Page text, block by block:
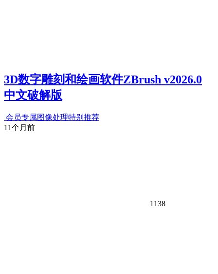
3D数字雕刻和绘画软件ZBrush v2026.0
中文破解版
会员专属图像处理特别推荐
11个月前
1138